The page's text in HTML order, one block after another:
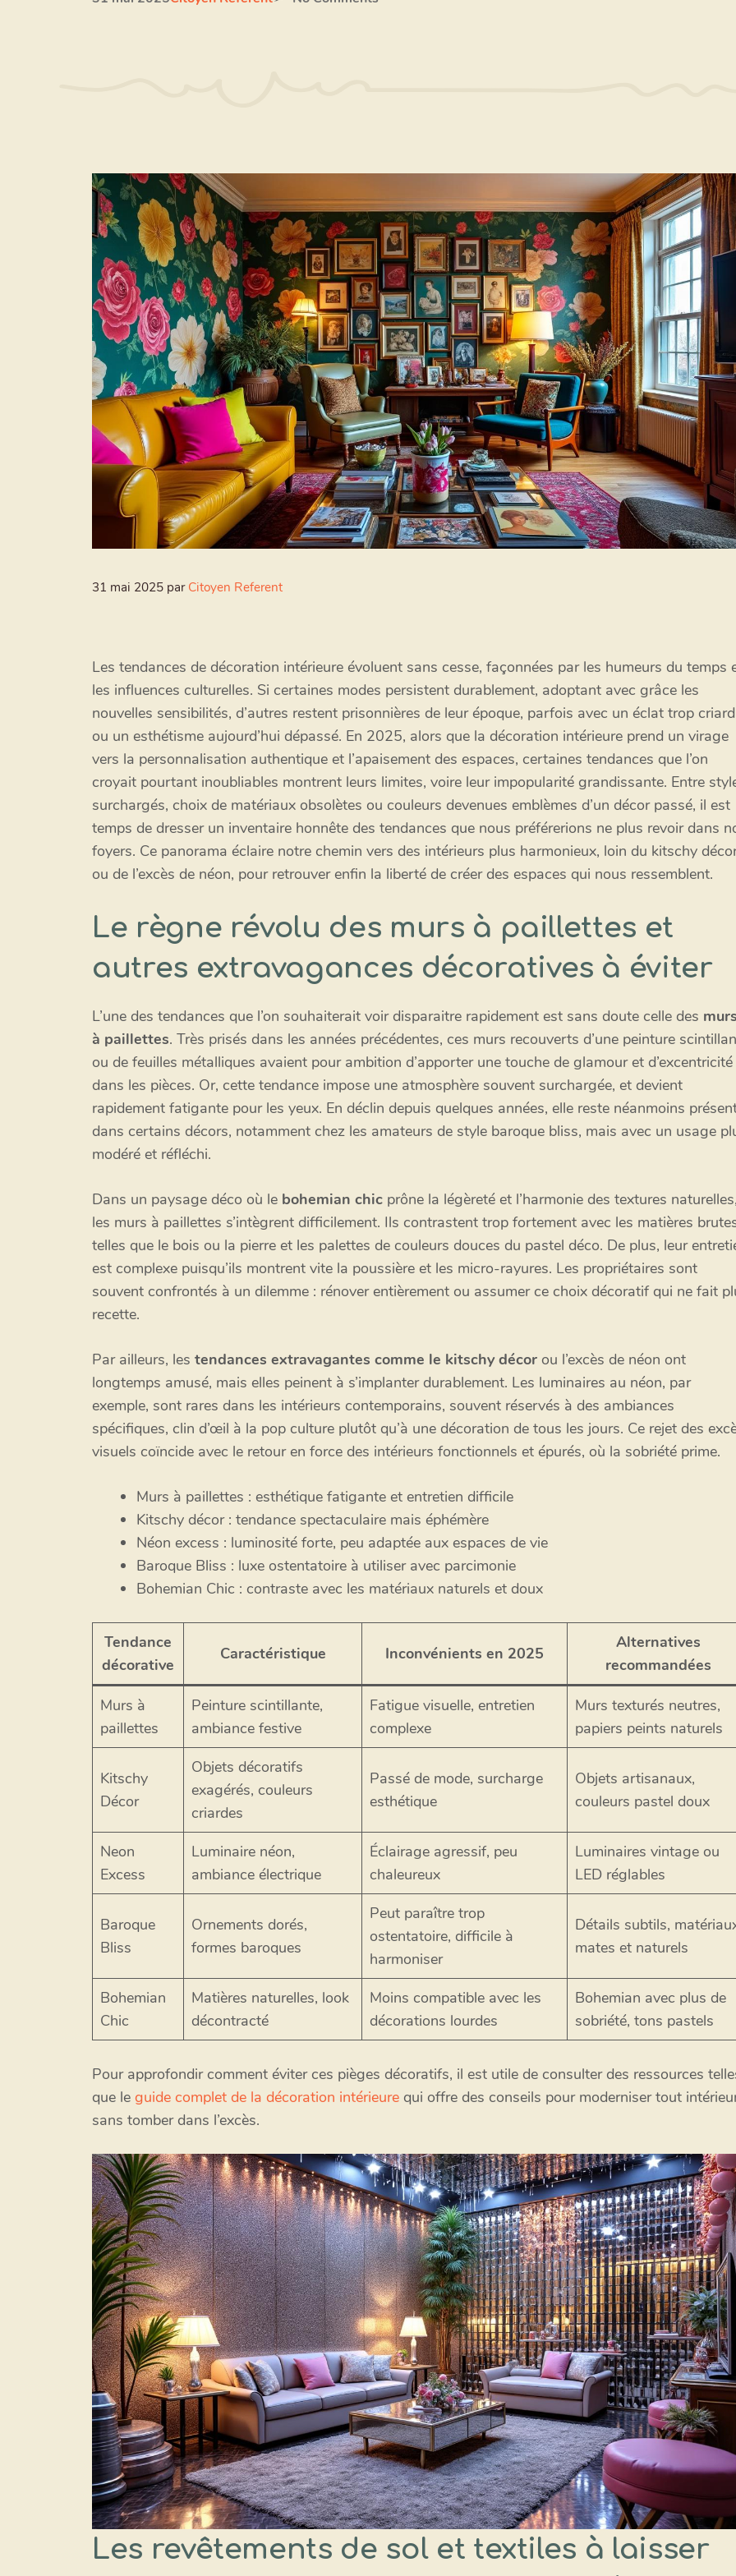
31 mai 2025 par Citoyen Referent
Les tendances de décoration intérieure évoluent sans cesse, façonnées par les humeurs du temps
les influences culturelles. Si certaines modes persistent durablement, adoptant avec grâce les
nouvelles sensibilités, d’autres restent prisonnières de leur époque, parfois avec un éclat trop criard
ou un esthétisme aujourd’hui dépassé. En 2025, alors que la décoration intérieure prend un virage
vers la personnalisation authentique et l’apaisement des espaces, certaines tendances que l’on
croyait pourtant inoubliables montrent leurs limites, voire leur impopularité grandissante. Entre
surchargés, choix de matériaux obsolètes ou couleurs devenues emblèmes d’un décor passé, il est
temps de dresser un inventaire honnête des tendances que nous préférerions ne plus revoir dans
foyers. Ce panorama éclaire notre chemin vers des intérieurs plus harmonieux, loin du kitschy
ou de l’excès de néon, pour retrouver enfin la liberté de créer des espaces qui nous ressemblent.
Le règne révolu des murs à paillettes et
autres extravagances décoratives à éviter
L’une des tendances que l’on souhaiterait voir disparaitre rapidement est sans doute celle des murs
à paillettes. Très prisés dans les années précédentes, ces murs recouverts d’une peinture
ou de feuilles métalliques avaient pour ambition d’apporter une touche de glamour et d’excentricité
dans les pièces. Or, cette tendance impose une atmosphère souvent surchargée, et devient
rapidement fatigante pour les yeux. En déclin depuis quelques années, elle reste néanmoins
dans certains décors, notamment chez les amateurs de style baroque bliss, mais avec un usage
modéré et réfléchi.
Dans un paysage déco où le bohemian chic prône la légèreté et l’harmonie des textures naturelles,
les murs à paillettes s’intègrent difficilement. Ils contrastent trop fortement avec les matières
telles que le bois ou la pierre et les palettes de couleurs douces du pastel déco. De plus, leur
est complexe puisqu’ils montrent vite la poussière et les micro-rayures. Les propriétaires sont
souvent confrontés à un dilemme : rénover entièrement ou assumer ce choix décoratif qui ne fait
recette.
Par ailleurs, les tendances extravagantes comme le kitschy décor ou l’excès de néon ont
longtemps amusé, mais elles peinent à s’implanter durablement. Les luminaires au néon, par
exemple, sont rares dans les intérieurs contemporains, souvent réservés à des ambiances
spécifiques, clin d’œil à la pop culture plutôt qu’à une décoration de tous les jours. Ce rejet des
visuels coïncide avec le retour en force des intérieurs fonctionnels et épurés, où la sobriété prime.
Murs à paillettes : esthétique fatigante et entretien difficile
Kitschy décor : tendance spectaculaire mais éphémère
Néon excess : luminosité forte, peu adaptée aux espaces de vie
Baroque Bliss : luxe ostentatoire à utiliser avec parcimonie
Bohemian Chic : contraste avec les matériaux naturels et doux
Tendance
décorative
Caractéristique Inconvénients en 2025
Alternatives
recommandées
Murs à
paillettes
Peinture scintillante,
ambiance festive
Fatigue visuelle, entretien
complexe
Murs texturés neutres,
papiers peints naturels
Kitschy
Décor
Objets décoratifs
exagérés, couleurs
criardes
Passé de mode, surcharge
esthétique
Objets artisanaux,
couleurs pastel doux
Neon
Excess
Luminaire néon,
ambiance électrique
Éclairage agressif, peu
chaleureux
Luminaires vintage ou
LED réglables
Baroque
Bliss
Ornements dorés,
formes baroques
Peut paraître trop
ostentatoire, difficile à
harmoniser
Détails subtils,
mates et naturels
Bohemian
Chic
Matières naturelles, look
décontracté
Moins compatible avec les
décorations lourdes
Bohemian avec plus de
sobriété, tons pastels
Pour approfondir comment éviter ces pièges décoratifs, il est utile de consulter des ressources
que le guide complet de la décoration intérieure qui offre des conseils pour moderniser tout
sans tomber dans l’excès.
Les revêtements de sol et textiles à laisser